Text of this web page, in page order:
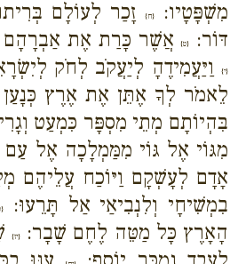
מִשְׁפָּטָיו:
{ח}
זָכַר לְעוֹלָם
דּוֹר:
{ט}אֲשֶׁר כָּרַת אֶת אַבְרָהָם
{י} וַיַּעֲמִידֶהָ לְיַעֲקֹב לְחֹק
לֵאמֹר לְךָ אֶתֵּן אֶת אֶרֶץ
בִּהְיוֹתָם מְתֵי מִסְפָּר כִּמְעַט
מִגּוֹי אֶל גּוֹי מִמַּמְלָכָה אֶל
אָדָם לְעָשְׁקָם וַיּוֹכַח עֲלֵיהֶם
בִמְשִׁיחָי וְלִנְבִיאַי אַל תָּרֵעוּ:
הָאָרֶץ כָּל מַטֵּה לֶחֶם שָׁבָר:{יז}